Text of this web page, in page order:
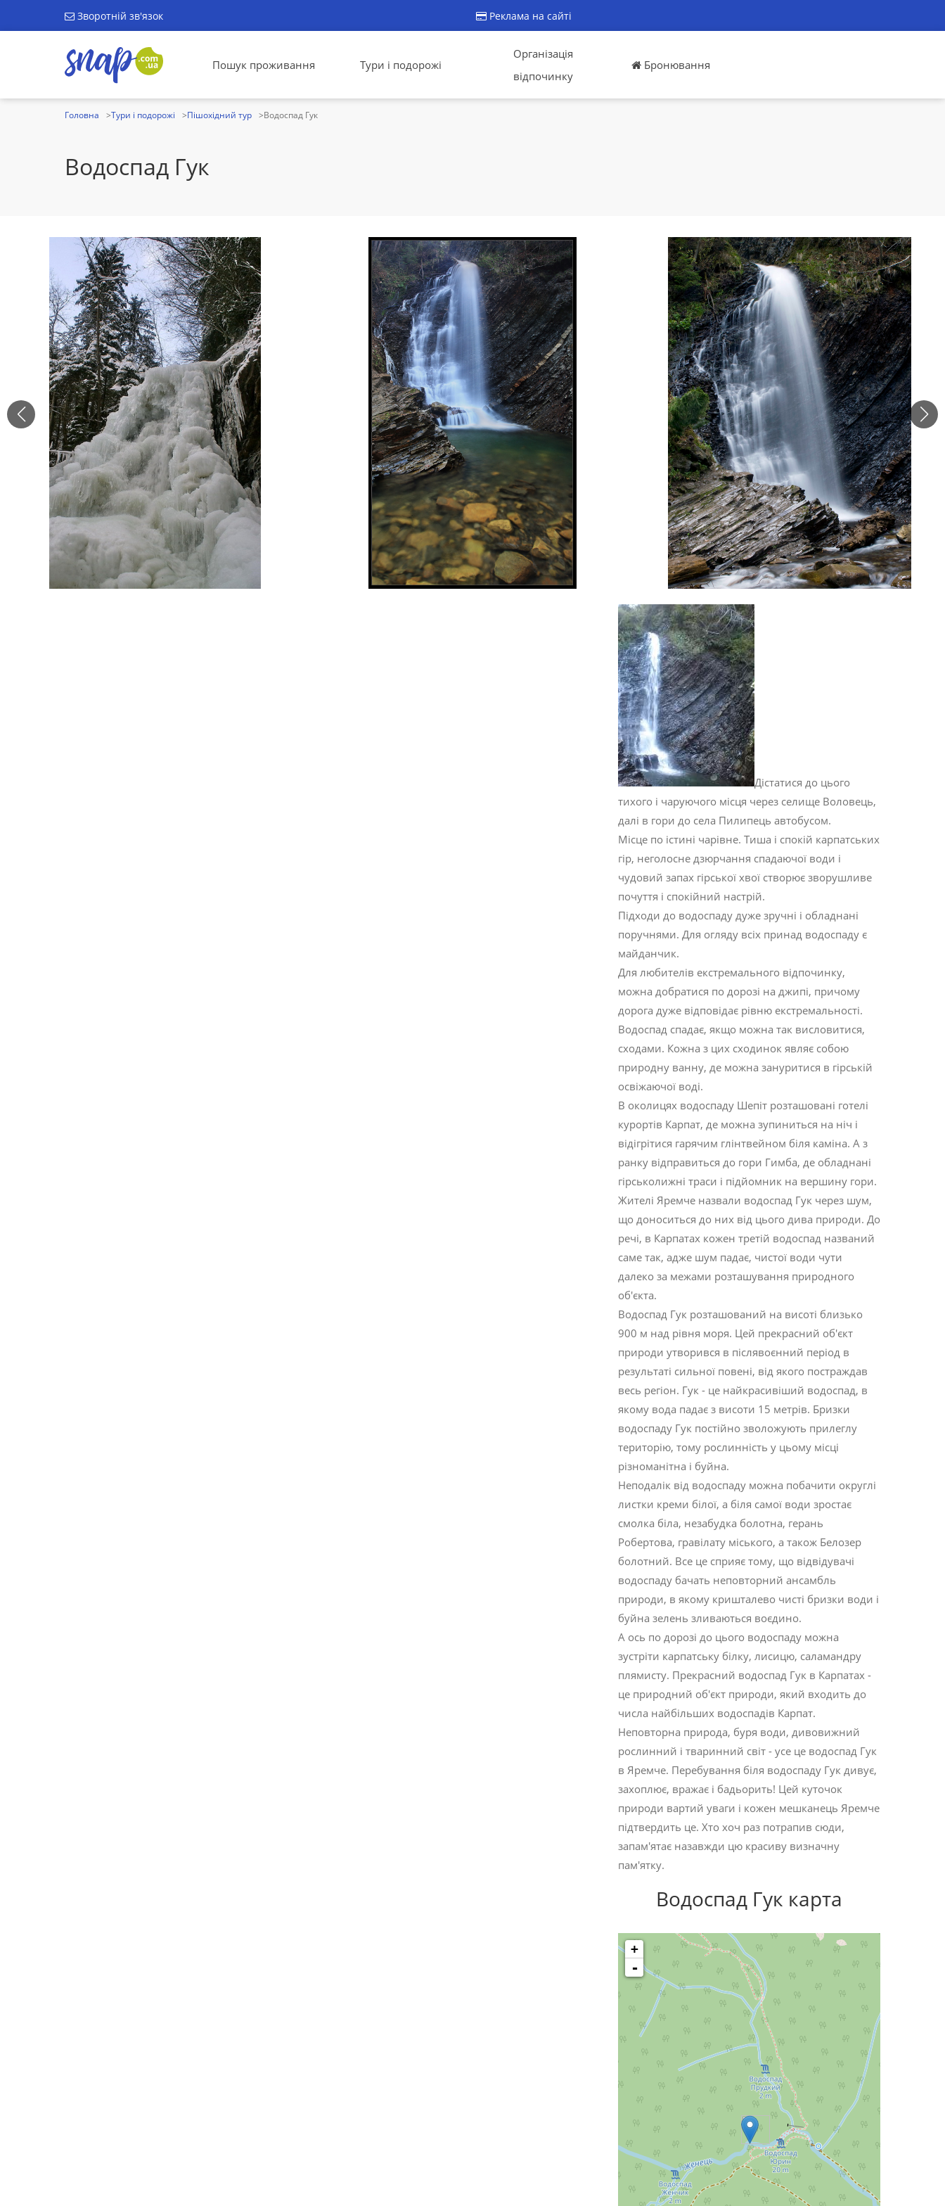
Зворотній зв'язок Реклама на сайті
Пошук проживання Тури і подорожі
Організація
відпочинку
Бронювання
Головна Тури і подорожі Пішохідний тур Водоспад Гук
Водоспад Гук
Дістатися до цього
тихого і чаруючого місця через селище Воловець,
далі в гори до села Пилипець автобусом.
Місце по істині чарівне. Тиша і спокій карпатських
гір, неголосне дзюрчання спадаючої води і
чудовий запах гірської хвої створює зворушливе
почуття і спокійний настрій.
Підходи до водоспаду дуже зручні і обладнані
поручнями. Для огляду всіх принад водоспаду є
майданчик.
Для любителів екстремального відпочинку,
можна добратися по дорозі на джипі, причому
дорога дуже відповідає рівню екстремальності.
Водоспад спадає, якщо можна так висловитися,
сходами. Кожна з цих сходинок являє собою
природну ванну, де можна зануритися в гірській
освіжаючої воді.
В околицях водоспаду Шепіт розташовані готелі
курортів Карпат, де можна зупиниться на ніч і
відігрітися гарячим глінтвейном біля каміна. А з
ранку відправиться до гори Гимба, де обладнані
гірськолижні траси і підйомник на вершину гори.
Жителі Яремче назвали водоспад Гук через шум,
що доноситься до них від цього дива природи. До
речі, в Карпатах кожен третій водоспад названий
саме так, адже шум падає, чистої води чути
далеко за межами розташування природного
об'єкта.
Водоспад Гук розташований на висоті близько
900 м над рівня моря. Цей прекрасний об'єкт
природи утворився в післявоєнний період в
результаті сильної повені, від якого постраждав
весь регіон. Гук - це найкрасивіший водоспад, в
якому вода падає з висоти 15 метрів. Бризки
водоспаду Гук постійно зволожують прилеглу
територію, тому рослинність у цьому місці
різноманітна і буйна.
Неподалік від водоспаду можна побачити округлі
листки креми білої, а біля самої води зростає
смолка біла, незабудка болотна, герань
Робертова, гравілату міського, а також Белозер
болотний. Все це сприяє тому, що відвідувачі
водоспаду бачать неповторний ансамбль
природи, в якому кришталево чисті бризки води і
буйна зелень зливаються воєдино.
А ось по дорозі до цього водоспаду можна
зустріти карпатську білку, лисицю, саламандру
плямисту. Прекрасний водоспад Гук в Карпатах -
це природний об'єкт природи, який входить до
числа найбільших водоспадів Карпат.
Неповторна природа, буря води, дивовижний
рослинний і тваринний світ - усе це водоспад Гук
в Яремче. Перебування біля водоспаду Гук дивує,
захоплює, вражає і бадьорить! Цей куточок
природи вартий уваги і кожен мешканець Яремче
підтвердить це. Хто хоч раз потрапив сюди,
запам'ятає назавжди цю красиву визначну
пам'ятку.
Водоспад Гук карта
+
-